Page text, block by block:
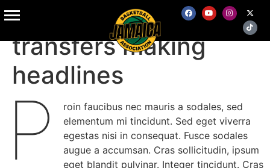
Basketball player
transfers making
headlines
P
roin faucibus nec mauris a sodales, sed
elementum mi tincidunt. Sed eget viverra
egestas nisi in consequat. Fusce sodales
augue a accumsan. Cras sollicitudin, ipsum
eget blandit pulvinar. Integer tincidunt. Cras